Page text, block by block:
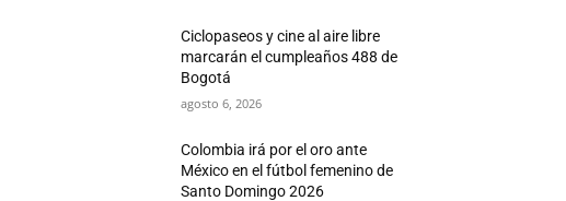
Ciclopaseos y cine al aire libre
marcarán el cumpleaños 488 de
Bogotá
agosto 6, 2026
Colombia irá por el oro ante
México en el fútbol femenino de
Santo Domingo 2026